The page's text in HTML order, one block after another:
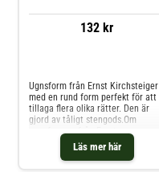
132 kr
Läs mer här
Ugnsform från Ernst Kirchsteiger
med en rund form perfekt för att
tillaga flera olika rätter. Den är
gjord av tåligt stengods.Om
ugnsformen från Ernst
Kirchsteiger- Ugnsform med ett
tåligt stengods.- Rund form.- Finns
i flera storlekar.Skötselråd för